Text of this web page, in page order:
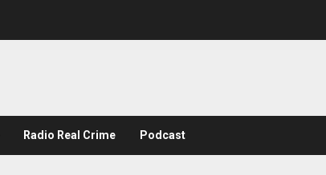
Radio Real Crime Podcast